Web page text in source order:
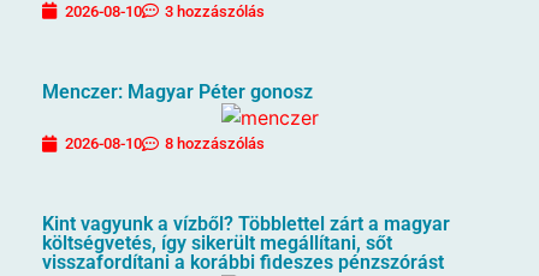
2026-08-10 3 hozzászólás
Menczer: Magyar Péter gonosz
2026-08-10 8 hozzászólás
Kint vagyunk a vízből? Többlettel zárt a magyar
költségvetés, így sikerült megállítani, sőt
visszafordítani a korábbi fideszes pénzszórást